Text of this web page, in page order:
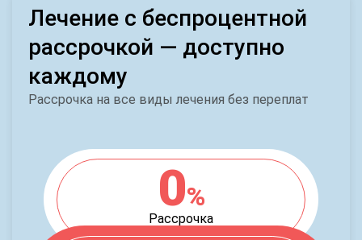
Лечение с беспроцентной
рассрочкой — доступно
каждому
Рассрочка на все виды лечения без переплат
0%
Рассрочка